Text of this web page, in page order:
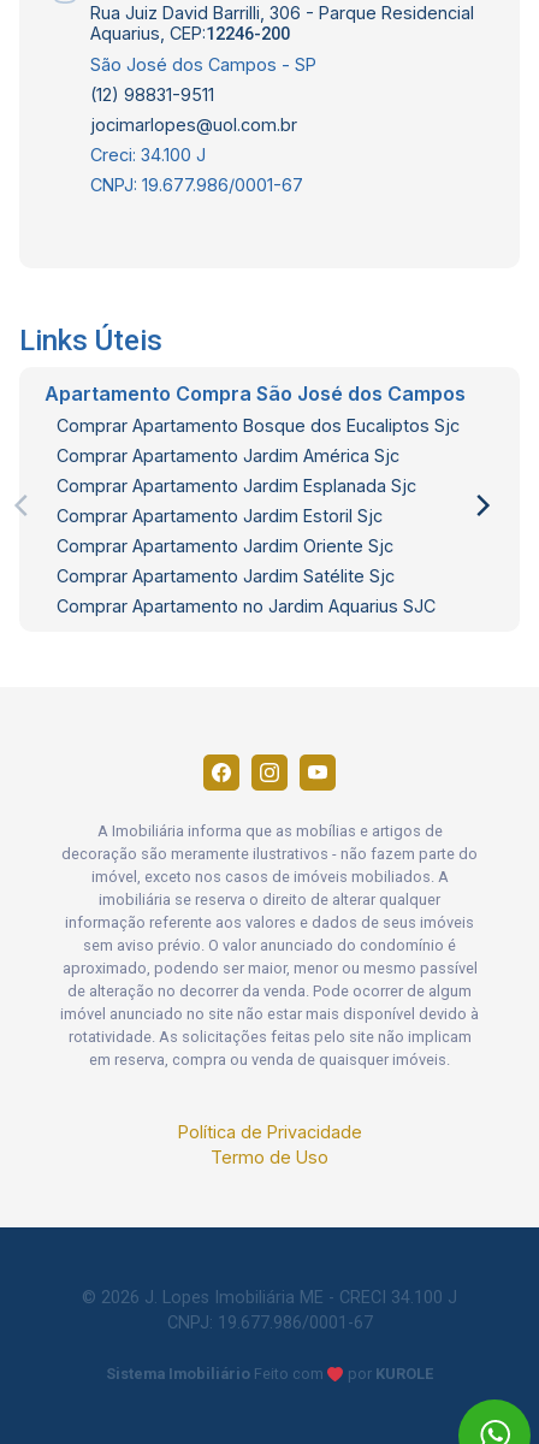
Rua Juiz David Barrilli, 306 - Parque Residencial
Aquarius, CEP:12246-200
São José dos Campos - SP
(12) 98831-9511
jocimarlopes@uol.com.br
Creci: 34.100 J
CNPJ: 19.677.986/0001-67
Links Úteis
Apartamento Compra São José dos Campos
Comprar Apartamento Bosque dos Eucaliptos Sjc
Comprar Apartamento Jardim América Sjc
Comprar Apartamento Jardim Esplanada Sjc
Comprar Apartamento Jardim Estoril Sjc
Comprar Apartamento Jardim Oriente Sjc
Comprar Apartamento Jardim Satélite Sjc
Comprar Apartamento no Jardim Aquarius SJC
A Imobiliária informa que as mobílias e artigos de
decoração são meramente ilustrativos - não fazem parte do
imóvel, exceto nos casos de imóveis mobiliados. A
imobiliária se reserva o direito de alterar qualquer
informação referente aos valores e dados de seus imóveis
sem aviso prévio. O valor anunciado do condomínio é
aproximado, podendo ser maior, menor ou mesmo passível
de alteração no decorrer da venda. Pode ocorrer de algum
imóvel anunciado no site não estar mais disponível devido à
rotatividade. As solicitações feitas pelo site não implicam
em reserva, compra ou venda de quaisquer imóveis.
Política de Privacidade
Termo de Uso
© 2026 J. Lopes Imobiliária ME - CRECI 34.100 J
CNPJ: 19.677.986/0001-67
Sistema Imobiliário Feito com por KUROLE